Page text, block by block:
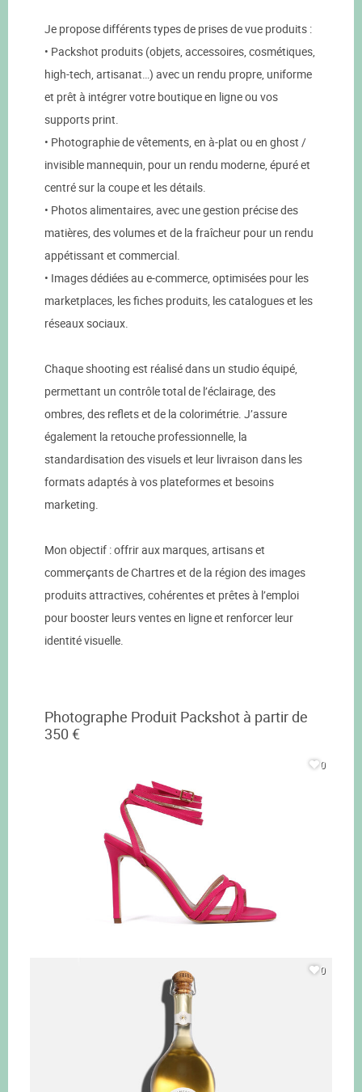
Je propose différents types de prises de vue produits :
• Packshot produits (objets, accessoires, cosmétiques,
high-tech, artisanat…) avec un rendu propre, uniforme
et prêt à intégrer votre boutique en ligne ou vos
supports print.
• Photographie de vêtements, en à-plat ou en ghost /
invisible mannequin, pour un rendu moderne, épuré et
centré sur la coupe et les détails.
• Photos alimentaires, avec une gestion précise des
matières, des volumes et de la fraîcheur pour un rendu
appétissant et commercial.
• Images dédiées au e-commerce, optimisées pour les
marketplaces, les fiches produits, les catalogues et les
réseaux sociaux.
Chaque shooting est réalisé dans un studio équipé,
permettant un contrôle total de l’éclairage, des
ombres, des reflets et de la colorimétrie. J’assure
également la retouche professionnelle, la
standardisation des visuels et leur livraison dans les
formats adaptés à vos plateformes et besoins
marketing.
Mon objectif : offrir aux marques, artisans et
commerçants de Chartres et de la région des images
produits attractives, cohérentes et prêtes à l’emploi
pour booster leurs ventes en ligne et renforcer leur
identité visuelle.
Photographe Produit Packshot à partir de
350 €
0
0